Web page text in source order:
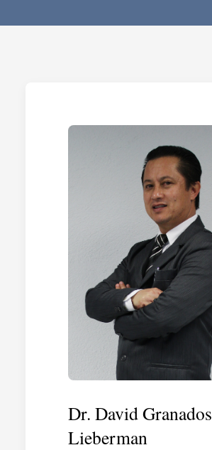
Dr. David Granados
Lieberman